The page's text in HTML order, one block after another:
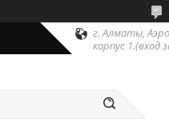
г. Алматы,
корпус 1.(вход